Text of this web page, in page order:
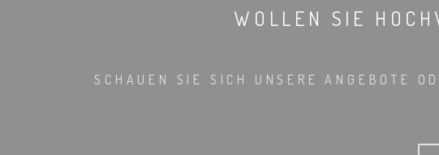
WOLLEN SIE
SCHAUEN SIE SICH UNSERE ANGEBOTE